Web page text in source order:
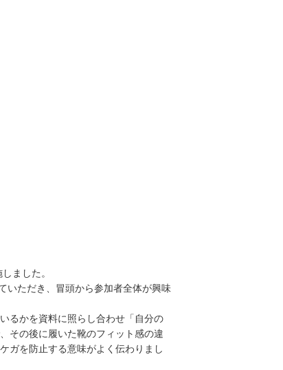
ました。
いただき、冒頭から参加者全体が興味
るかを資料に照らし合わせ「自分の
その後に履いた靴のフィット感の違
ガを防止する意味がよく伝わりまし